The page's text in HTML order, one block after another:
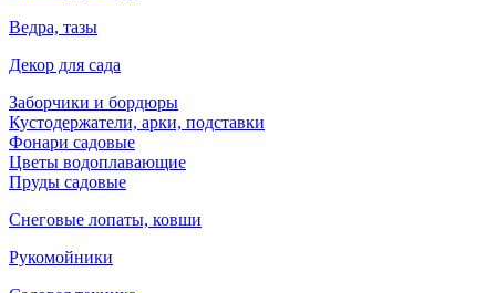
Ведра, тазы
Декор для сада
Заборчики и бордюры
Кустодержатели, арки, подставки
Фонари садовые
Цветы водоплавающие
Пруды садовые
Снеговые лопаты, ковши
Рукомойники